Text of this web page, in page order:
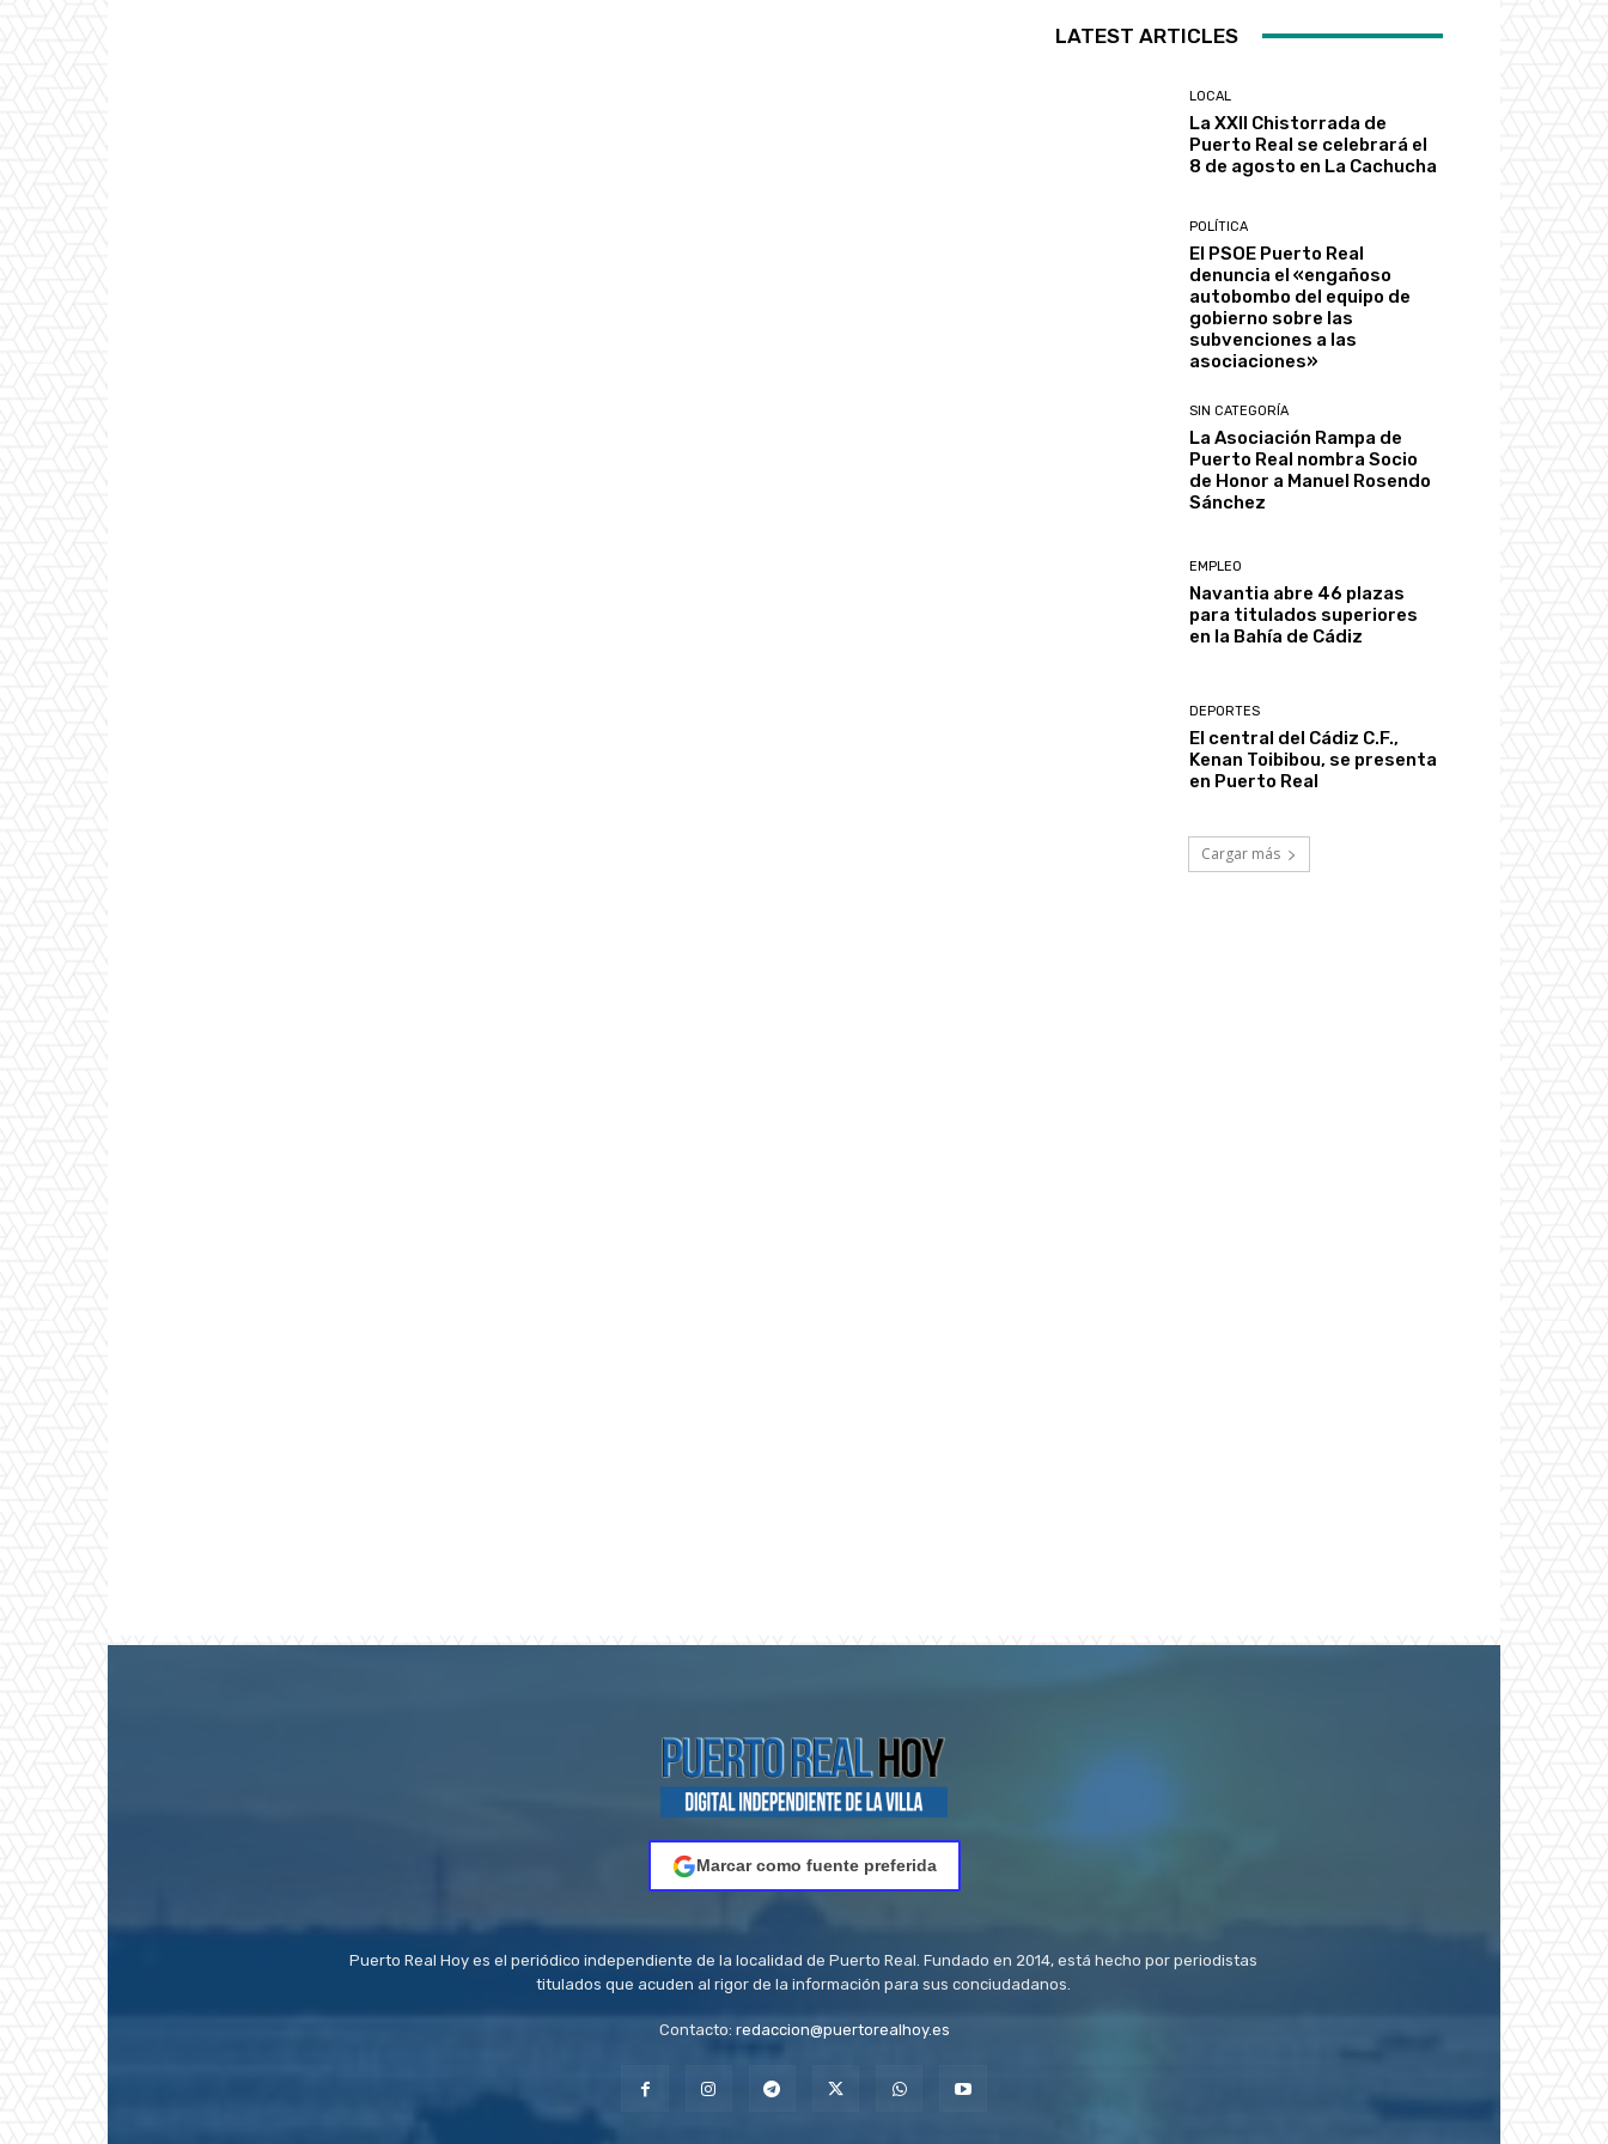
LATEST ARTICLES
LOCAL
La XXII Chistorrada de
Puerto Real se celebrará el
8 de agosto en La Cachucha
POLÍTICA
El PSOE Puerto Real
denuncia el «engañoso
autobombo del equipo de
gobierno sobre las
subvenciones a las
asociaciones»
SIN CATEGORÍA
La Asociación Rampa de
Puerto Real nombra Socio
de Honor a Manuel Rosendo
Sánchez
EMPLEO
Navantia abre 46 plazas
para titulados superiores
en la Bahía de Cádiz
DEPORTES
El central del Cádiz C.F.,
Kenan Toibibou, se presenta
en Puerto Real
Cargar más
Marcar como fuente preferida
Puerto Real Hoy es el periódico independiente de la localidad de Puerto Real. Fundado en 2014, está hecho por periodistas
titulados que acuden al rigor de la información para sus conciudadanos.
Contacto: redaccion@puertorealhoy.es